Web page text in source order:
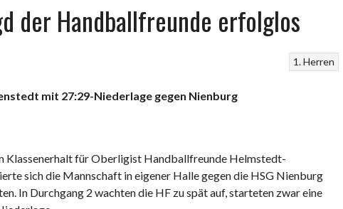
der Handballfreunde erfolglos
1. Herren
mit 27:29-Niederlage gegen Nienburg
Klassenerhalt für Oberligist Handballfreunde Helmstedt-
sich die Mannschaft in eigener Halle gegen die HSG Nienburg
In Durchgang 2 wachten die HF zu spät auf, starteten zwar eine